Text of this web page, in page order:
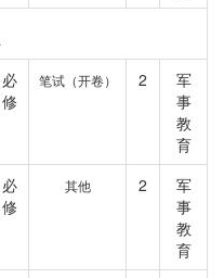
必
修
笔试（开卷） 2
军
事
教
育
必
修
其他 2
军
事
教
育